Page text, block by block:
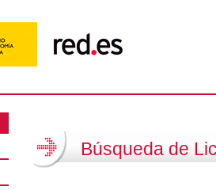
Búsqueda de